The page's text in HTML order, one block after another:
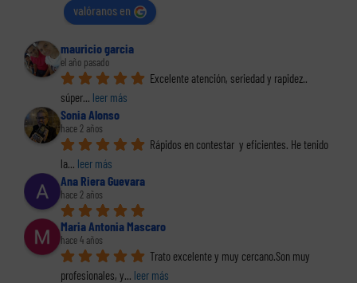
valóranos en
mauricio garcia
el año pasado
Excelente atención, seriedad y rapidez..
súper
leer más
Sonia Alonso
hace 2 años
Rápidos en contestar  y eficientes. He tenido
la
leer más
Ana Riera Guevara
hace 2 años
Maria Antonia Mascaro
hace 4 años
Trato excelente y muy cercano.Son muy
profesionales, y
leer más